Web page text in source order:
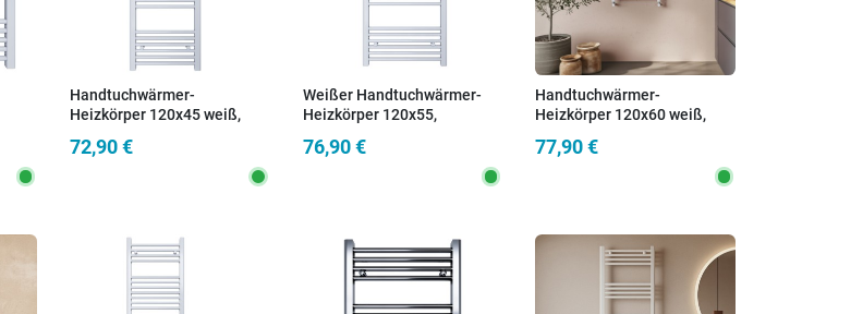
Handtuchwärmer-
Heizkörper 120x45 weiß,
72,90 €
Weißer Handtuchwärmer-
Heizkörper 120x55,
76,90 €
Handtuchwärmer-
Heizkörper 120x60 weiß,
77,90 €